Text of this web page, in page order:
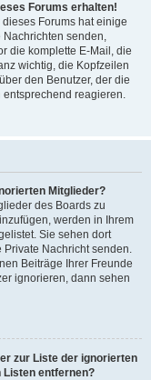
Forums erhalten!
Forums hat einige
senden,
die komplette E-Mail, die
wichtig, die Kopfzeilen
den Benutzer, der die
entsprechend reagieren.
Mitglieder?
des Boards zu
werden in Ihrem
Sie sehen dort
Nachricht senden.
Beiträge Ihrer Freunde
ignorieren, dann sehen
zur Liste der ignorierten
Listen entfernen?